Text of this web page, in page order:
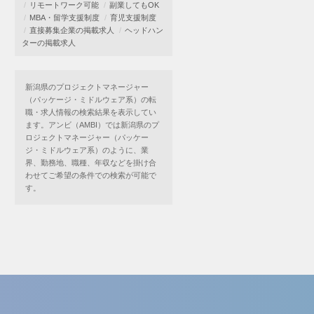
リモートワーク可能
副業してもOK
MBA・留学支援制度
育児支援制度
直接募集企業の掲載求人
ヘッドハン
ターの掲載求人
新潟県のプロジェクトマネージャー
（パッケージ・ミドルウェア系）の転
職・求人情報の検索結果を表示してい
ます。アンビ（AMBI）では新潟県のプ
ロジェクトマネージャー（パッケー
ジ・ミドルウェア系）のように、業
界、勤務地、職種、年収などを掛け合
わせてご希望の条件での検索が可能で
す。